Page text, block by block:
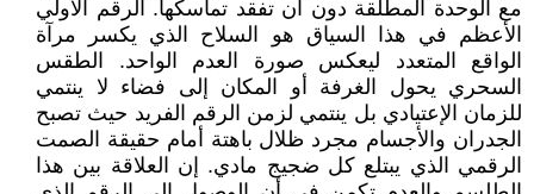
مع الوحدة المطلقة دون أن تفقد تماسكها. الرقم الأولي
الأعظم في هذا السياق هو السلاح الذي يكسر مرآة
الواقع المتعدد ليعكس صورة العدم الواحد. الطقس
السحري يحول الغرفة أو المكان إلى فضاء لا ينتمي
للزمان الإعتيادي بل ينتمي لزمن الرقم الفريد حيث تصبح
الجدران والأجسام مجرد ظلال باهتة أمام حقيقة الصمت
الرقمي الذي يبتلع كل ضجيج مادي. إن العلاقة بين هذا